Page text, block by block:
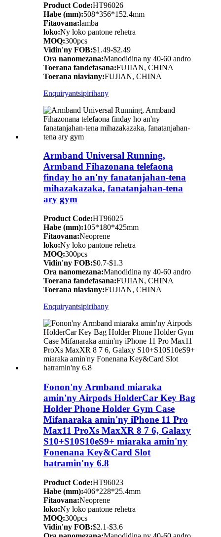
Product Code:HT96026
Habe (mm):508*356*152.4mm
Fitaovana:lamba
loko:Ny loko pantone rehetra
MOQ:300pcs
Vidin'ny FOB:$1.49-$2.49
Ora nanomezana:Manodidina ny 40-60 andro
Toerana fandefasana:FUJIAN, CHINA
Toerana niaviany:FUJIAN, CHINA
Enquiryantsipirihany
Armband Universal Running,
Armband Fihazonana telefaona
finday ho an'ny fanatanjahan-tena
mihazakazaka, fanatanjahan-tena
ary gym
Product Code:HT96025
Habe (mm):105*180*425mm
Fitaovana:Neoprene
loko:Ny loko pantone rehetra
MOQ:300pcs
Vidin'ny FOB:$0.7-$1.3
Ora nanomezana:Manodidina ny 40-60 andro
Toerana fandefasana:FUJIAN, CHINA
Toerana niaviany:FUJIAN, CHINA
Enquiryantsipirihany
Fonon'ny Armband miaraka
amin'ny Airpods HolderCar Key Bag
Holder Phone Holder Gym Case
Mifanaraka amin'ny iPhone 11 Pro
Max11 ProXs MaxXR 8 7 6, Galaxy
S10+S10S10eS9+ miaraka amin'ny
Fonenana Key&Card Slot
hatramin'ny 6.8
Product Code:HT96023
Habe (mm):406*228*25.4mm
Fitaovana:Neoprene
loko:Ny loko pantone rehetra
MOQ:300pcs
Vidin'ny FOB:$2.1-$3.6